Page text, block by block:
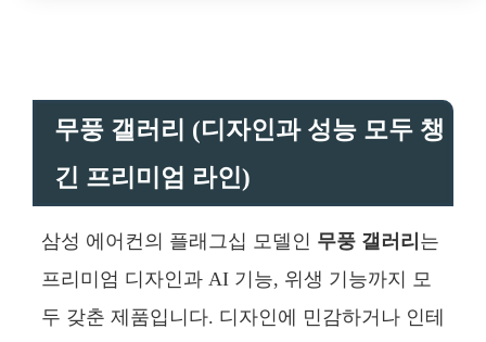
무풍 갤러리 (디자인과 성능 모두 챙
긴 프리미엄 라인)
삼성 에어컨의 플래그십 모델인 무풍 갤러리 는
프리미엄 디자인과 AI 기능, 위생 기능까지 모
두 갖춘 제품입니다. 디자인에 민감하거나 인테